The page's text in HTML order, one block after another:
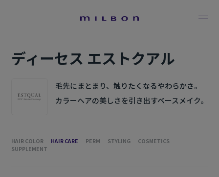
ディーセス エストクアル
毛先にまとまり、触りたくなるやわらかさ。
カラーヘアの美しさを引き出すベースメイク。
HAIR COLOR HAIR CARE PERM STYLING
COSMETICS
SUPPLEMENT